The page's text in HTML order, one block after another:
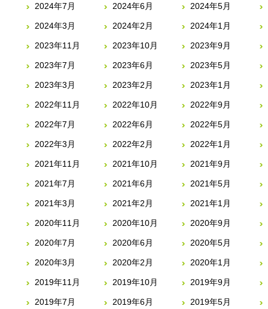
2024年7月 2024年6月 2024年5月
2024年3月 2024年2月 2024年1月
2023年11月 2023年10月 2023年9月
2023年7月 2023年6月 2023年5月
2023年3月 2023年2月 2023年1月
2022年11月 2022年10月 2022年9月
2022年7月 2022年6月 2022年5月
2022年3月 2022年2月 2022年1月
2021年11月 2021年10月 2021年9月
2021年7月 2021年6月 2021年5月
2021年3月 2021年2月 2021年1月
2020年11月 2020年10月 2020年9月
2020年7月 2020年6月 2020年5月
2020年3月 2020年2月 2020年1月
2019年11月 2019年10月 2019年9月
2019年7月 2019年6月 2019年5月